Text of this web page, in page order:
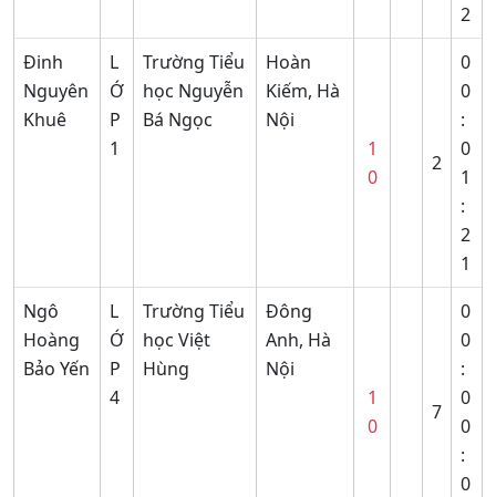
2
Đinh
Nguyên
Khuê
L
Ớ
P
1
Trường Tiểu
học Nguyễn
Bá Ngọc
Hoàn
Kiếm, Hà
Nội
1
0
2
0
0
:
0
1
:
2
1
Ngô
Hoàng
Bảo Yến
L
Ớ
P
4
Trường Tiểu
học Việt
Hùng
Đông
Anh, Hà
Nội
1
0
7
0
0
:
0
0
:
0